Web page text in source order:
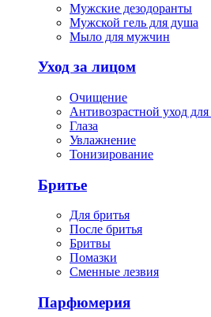
Мужские дезодоранты
Мужской гель для душа
Мыло для мужчин
Уход за лицом
Очищение
Антивозрастной уход
Глаза
Увлажнение
Тонизирование
Бритье
Для бритья
После бритья
Бритвы
Помазки
Сменные лезвия
Парфюмерия